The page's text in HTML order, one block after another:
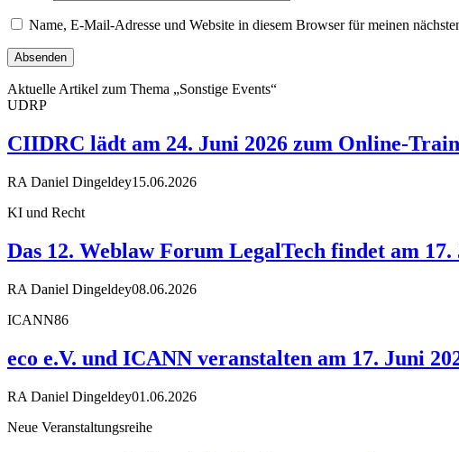
Name, E-Mail-Adresse und Website in diesem Browser für meinen
Aktuelle Artikel zum Thema „Sonstige Events“
UDRP
CIIDRC lädt am 24. Juni 2026 zum Online-
RA Daniel Dingeldey15.06.2026
KI und Recht
Das 12. Weblaw Forum LegalTech findet am
RA Daniel Dingeldey08.06.2026
ICANN86
eco e.V. und ICANN veranstalten am 17. Juni
RA Daniel Dingeldey01.06.2026
Neue Veranstaltungsreihe